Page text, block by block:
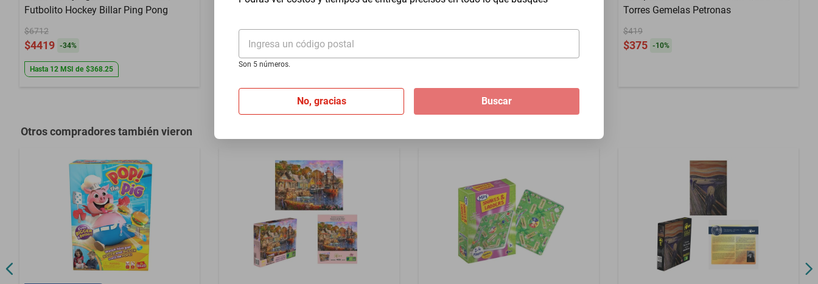
Ingresa un código postal
Son 5 números.
No, gracias Buscar
Futbolito Hockey Billar Ping Pong
$6712
$4419 -34%
Hasta 12 MSI de $368.25
$349 -10% $390
Torres Gemelas Petronas
$419
$375 -10%
Otros compradores también vieron